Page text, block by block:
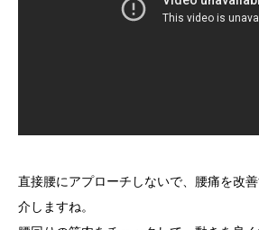
直接腰にアプローチしないで、腰痛を改
介しますね。